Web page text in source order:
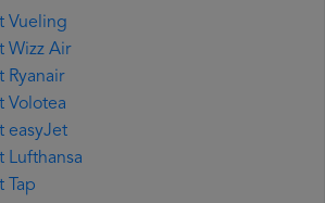
Vueling
Wizz Air
Ryanair
Volotea
easyJet
Lufthansa
Tap